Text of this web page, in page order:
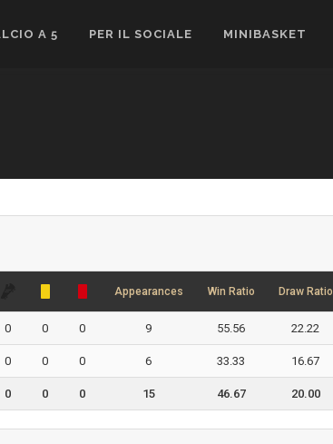
A 5 PER IL SOCIALE MINIBASKET
Appearances Win Ratio Draw Ratio
0 0 0 9 55.56 22.22
0 0 0 6 33.33 16.67
0 0 0 15 46.67 20.00